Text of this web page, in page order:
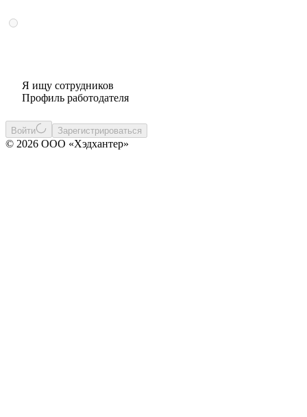
Я ищу сотрудников
Профиль работодателя
Войти Зарегистрироваться
© 2026 ООО «Хэдхантер»